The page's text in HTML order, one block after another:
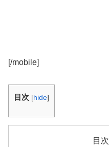
[/mobile]
目次 [hide]
目次